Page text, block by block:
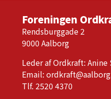
Foreningen
Rendsburggade 2
9000 Aalborg
Leder af Ordkraft: Anine
Email:
Tlf. 2520 4370